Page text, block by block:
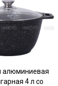
алюминиевая
4 л со